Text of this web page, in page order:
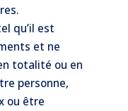
qu’il est
et ne
totalité ou en
personne,
ou être